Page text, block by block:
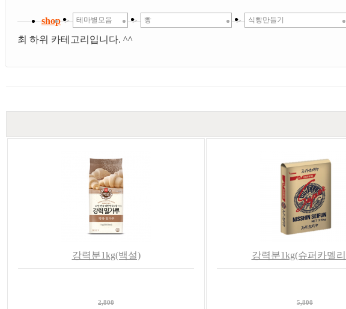
shop > 테마별모음 > 빵 > 식빵만들기
최 하위 카테고리입니다. ^^
강력분1kg(백설)
2,800
강력분1kg(슈퍼카멜
5,800